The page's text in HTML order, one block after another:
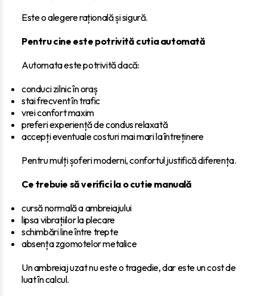
Este o alegere rațională și sigură.
Pentru cine este potrivită cutia automată
Automata este potrivită dacă:
conduci zilnic în oraș
stai frecvent în trafic
vrei confort maxim
preferi experiență de condus relaxată
accepți eventuale costuri mai mari la întreținere
Pentru mulți șoferi moderni, confortul justifică diferența.
Ce trebuie să verifici la o cutie manuală
cursă normală a ambreiajului
lipsa vibrațiilor la plecare
schimbări line între trepte
absența zgomotelor metalice
Un ambreiaj uzat nu este o tragedie, dar este un cost de
luat în calcul.